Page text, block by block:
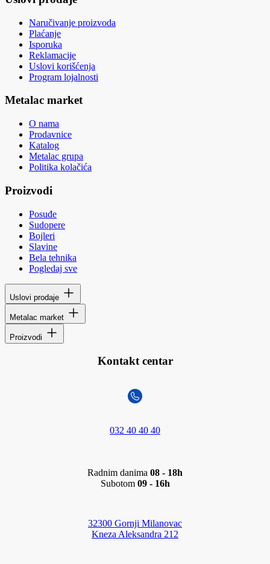
Naručivanje proizvoda
Plaćanje
Isporuka
Reklamacije
Uslovi korišćenja
Program lojalnosti
Metalac market
O nama
Prodavnice
Katalog
Metalac grupa
Politika kolačića
Proizvodi
Posuđe
Sudopere
Bojleri
Slavine
Bela tehnika
Pogledaj sve
Uslovi prodaje
Metalac market
Proizvodi
Kontakt centar
032 40 40 40
Radnim danima 08 - 18h
Subotom 09 - 16h
32300 Gornji Milanovac
Kneza Aleksandra 212